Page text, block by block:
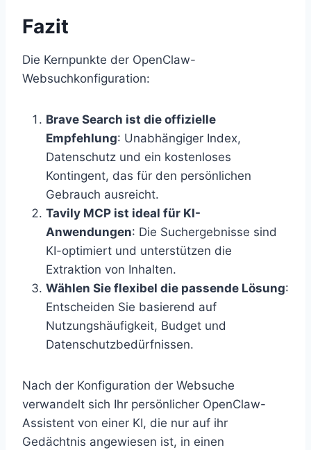
Fazit
Die Kernpunkte der OpenClaw-
Websuchkonfiguration:
Brave Search ist die offizielle
Empfehlung: Unabhängiger Index,
Datenschutz und ein kostenloses
Kontingent, das für den persönlichen
Gebrauch ausreicht.
Tavily MCP ist ideal für KI-
Anwendungen: Die Suchergebnisse sind
KI-optimiert und unterstützen die
Extraktion von Inhalten.
Wählen Sie flexibel die passende Lösung:
Entscheiden Sie basierend auf
Nutzungshäufigkeit, Budget und
Datenschutzbedürfnissen.
Nach der Konfiguration der Websuche
verwandelt sich Ihr persönlicher OpenClaw-
Assistent von einer KI, die nur auf ihr
Gedächtnis angewiesen ist, in einen